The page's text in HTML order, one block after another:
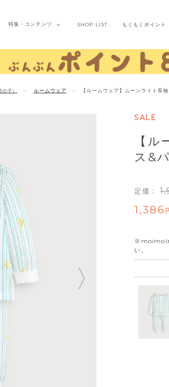
特集・ コンテンツ SHOP LIST もくもくポイント
の子） ルームウェア 【ルームウェア】ムーンライト長
SALE
【
ス&
定価：
1,386
※moimoln
い。